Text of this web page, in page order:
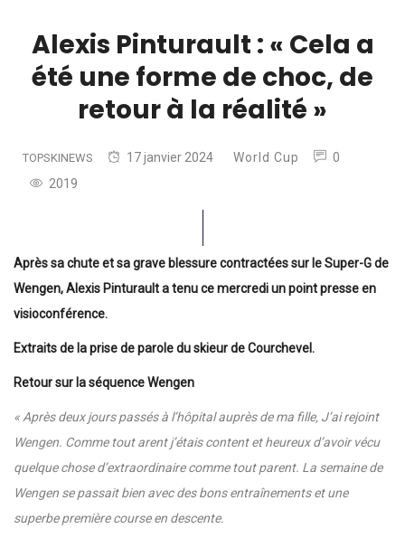
Alexis Pinturault : « Cela a
été une forme de choc, de
retour à la réalité »
TOPSKINEWS 17 janvier 2024 World Cup
0
2019
Après sa chute et sa grave blessure contractées sur le Super-G de
Wengen, Alexis Pinturault a tenu ce mercredi un point presse en
visioconférence.
Extraits de la prise de parole du skieur de Courchevel.
Retour sur la séquence Wengen
« Après deux jours passés à l’hôpital auprès de ma fille, J’ai rejoint
Wengen. Comme tout arent j’étais content et heureux d’avoir vécu
quelque chose d’extraordinaire comme tout parent. La semaine de
Wengen se passait bien avec des bons entraînements et une
superbe première course en descente.